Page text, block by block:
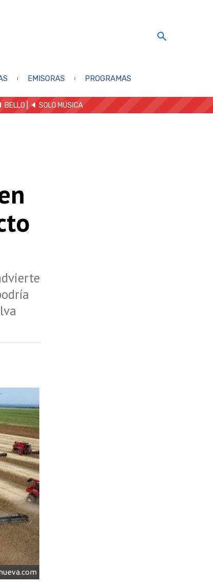
EMISORAS PROGRAMAS
BELLO 🔈 SOLO MÚSICA